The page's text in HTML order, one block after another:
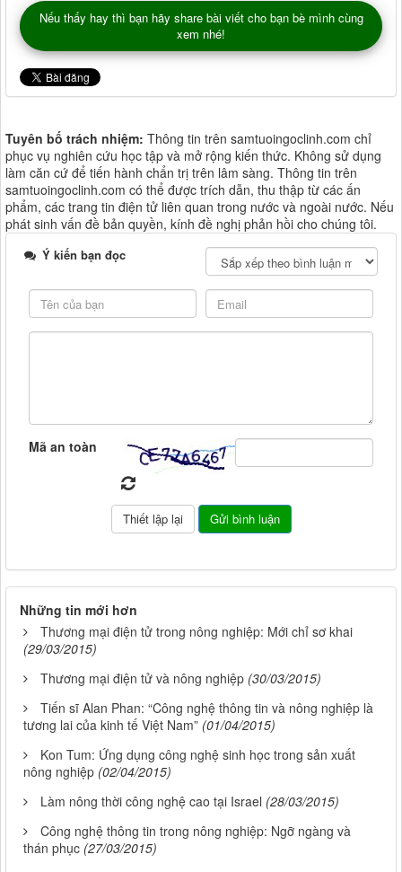
Nếu thấy hay thì bạn hãy share bài viết cho bạn bè mình cùng
xem nhé!
Tuyên bố trách nhiệm: Thông tin trên samtuoingoclinh.com chỉ
phục vụ nghiên cứu học tập và mở rộng kiến thức. Không sử dụng
làm căn cứ để tiến hành chẩn trị trên lâm sàng. Thông tin trên
samtuoingoclinh.com có thể được trích dẫn, thu thập từ các ấn
phẩm, các trang tin điện tử liên quan trong nước và ngoài nước. Nếu
phát sinh vấn đề bản quyền, kính đề nghị phản hồi cho chúng tôi.
Ý kiến bạn đọc
Mã an toàn
Những tin mới hơn
Thương mại điện tử trong nông nghiệp: Mới chỉ sơ khai
(29/03/2015)
Thương mại điện tử và nông nghiệp (30/03/2015)
Tiến sĩ Alan Phan: “Công nghệ thông tin và nông nghiệp là
tương lai của kinh tế Việt Nam” (01/04/2015)
Kon Tum: Ứng dụng công nghệ sinh học trong sản xuất
nông nghiệp (02/04/2015)
Làm nông thời công nghệ cao tại Israel (28/03/2015)
Công nghệ thông tin trong nông nghiệp: Ngỡ ngàng và
thán phục (27/03/2015)